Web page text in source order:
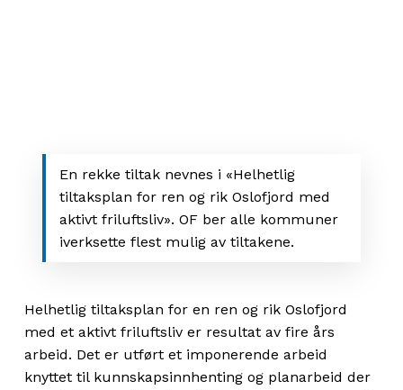
En rekke tiltak nevnes i «Helhetlig
tiltaksplan for ren og rik Oslofjord med
aktivt friluftsliv». OF ber alle kommuner
iverksette flest mulig av tiltakene.
Helhetlig tiltaksplan for en ren og rik Oslofjord
med et aktivt friluftsliv er resultat av fire års
arbeid. Det er utført et imponerende arbeid
knyttet til kunnskapsinnhenting og planarbeid der